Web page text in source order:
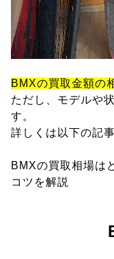
BMXの買取金額の
ただし、モデルや
す。
詳しくは以下の記
BMXの買取相場は
コツを解説